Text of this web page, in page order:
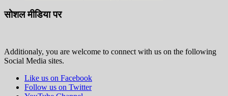
सोशल मीडिया पर
Additionaly, you are welcome to connect with us on the following
Social Media sites.
Like us on Facebook
Follow us on Twitter